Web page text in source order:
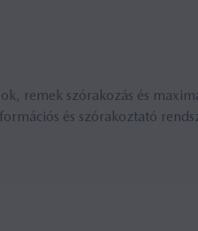
remek szórakozás és
és szórakoztató